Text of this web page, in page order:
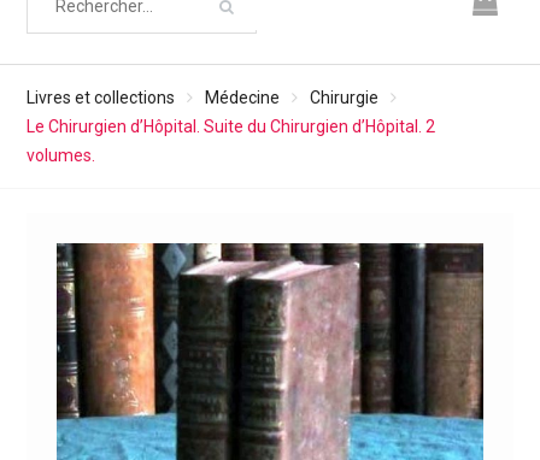
Livres et collections Médecine
Chirurgie
Le Chirurgien d’Hôpital. Suite du Chirurgien d’Hôpital. 2
volumes.